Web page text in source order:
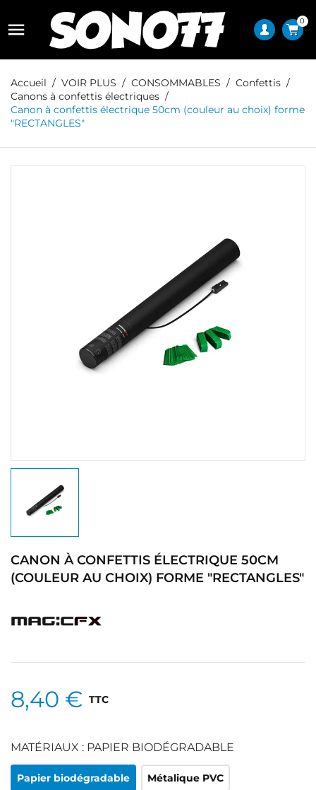
 0
Accueil VOIR PLUS CONSOMMABLES
Confettis
Canons à confettis électriques
Canon à confettis électrique 50cm (couleur au choix) forme
"RECTANGLES"
CANON À CONFETTIS ÉLECTRIQUE 50CM
(COULEUR AU CHOIX) FORME "RECTANGLES"
8,40 € TTC
MATÉRIAUX : PAPIER BIODÉGRADABLE
Papier biodégradable Métalique PVC